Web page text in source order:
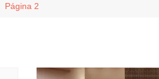
Página 2